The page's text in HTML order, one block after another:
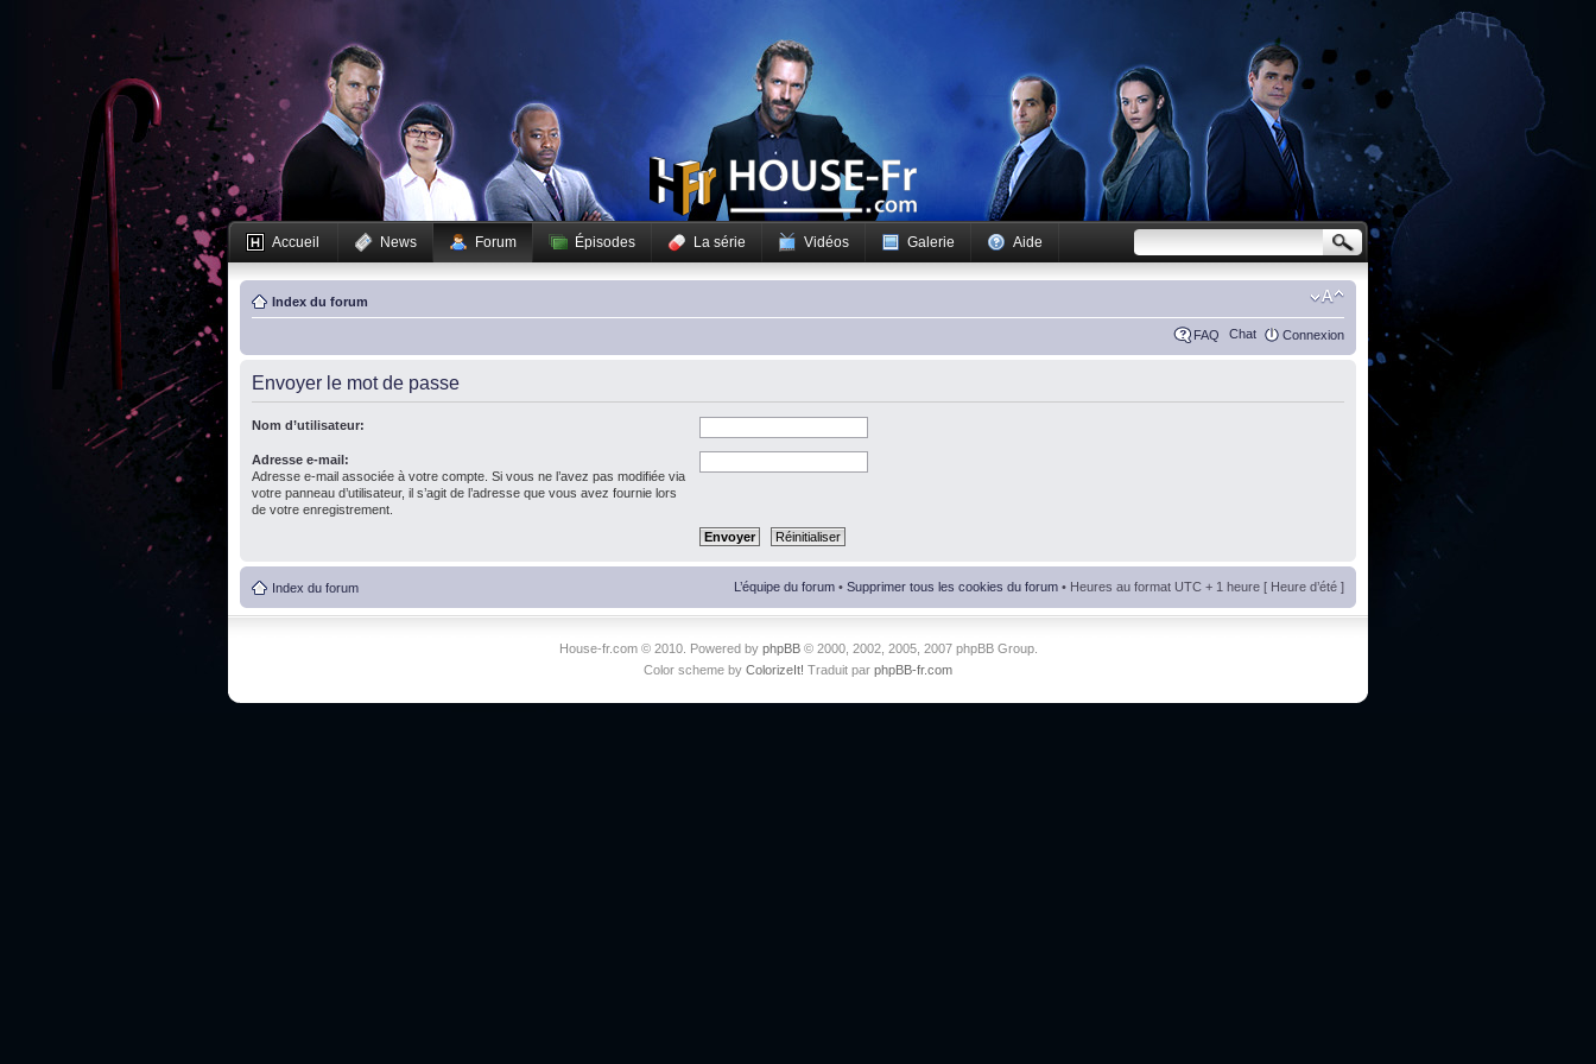
Accueil News Forum Épisodes La série Vidéos Galerie Aide
Index du forum
FAQ Chat Connexion
Envoyer le mot de passe
Nom d’utilisateur:
Adresse e-mail:
Adresse e-mail associée à votre compte. Si vous ne l’avez pas modifiée via
votre panneau d’utilisateur, il s’agit de l’adresse que vous avez fournie lors
de votre enregistrement.
Index du forum L’équipe du forum • Supprimer tous les cookies du forum • Heures au format UTC + 1 heure [ Heure d’été ]
House-fr.com © 2010. Powered by phpBB© 2000, 2002, 2005, 2007 phpBB Group.
Color scheme by ColorizeIt! Traduit par phpBB-fr.com